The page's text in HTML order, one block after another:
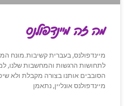
מה זה מיינדפולנס
מיינדפולנס, בעברית קשיבות.מונח
לתחושות הרגשות והמחשבות שלנו,
הסובבים אותנו בצורה מקבלת ולא
מיינדפולנס אונליין, נתאמן